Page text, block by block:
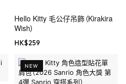
Hello Kitty 毛公仔吊飾（Kirakira
Wish）
HK$259
NEW